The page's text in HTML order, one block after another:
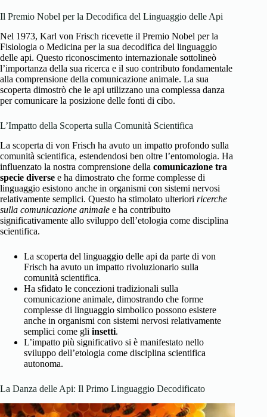
Il Premio Nobel per la Decodifica del Linguaggio delle Api
Nel 1973, Karl von Frisch ricevette il Premio Nobel per la
Fisiologia o Medicina per la sua decodifica del linguaggio
delle api. Questo riconoscimento internazionale sottolineò
l’importanza della sua ricerca e il suo contributo fondamentale
alla comprensione della comunicazione animale. La sua
scoperta dimostrò che le api utilizzano una complessa danza
per comunicare la posizione delle fonti di cibo.
L’Impatto della Scoperta sulla Comunità Scientifica
La scoperta di von Frisch ha avuto un impatto profondo sulla
comunità scientifica, estendendosi ben oltre l’entomologia. Ha
influenzato la nostra comprensione della comunicazione tra
specie diverse e ha dimostrato che forme complesse di
linguaggio esistono anche in organismi con sistemi nervosi
relativamente semplici. Questo ha stimolato ulteriori ricerche
sulla comunicazione animale e ha contribuito
significativamente allo sviluppo dell’etologia come disciplina
scientifica.
La scoperta del linguaggio delle api da parte di von
Frisch ha avuto un impatto rivoluzionario sulla
comunità scientifica.
Ha sfidato le concezioni tradizionali sulla
comunicazione animale, dimostrando che forme
complesse di linguaggio simbolico possono esistere
anche in organismi con sistemi nervosi relativamente
semplici come gli insetti.
L’impatto più significativo si è manifestato nello
sviluppo dell’etologia come disciplina scientifica
autonoma.
La Danza delle Api: Il Primo Linguaggio Decodificato